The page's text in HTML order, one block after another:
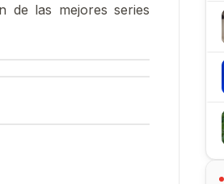
de las mejores series